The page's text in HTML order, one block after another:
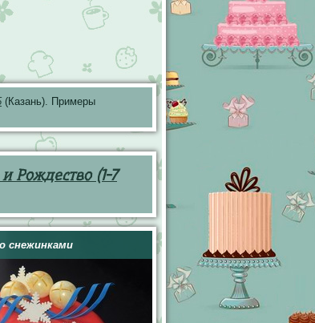
(Казань). Примеры
Рождество (1-7
снежинками